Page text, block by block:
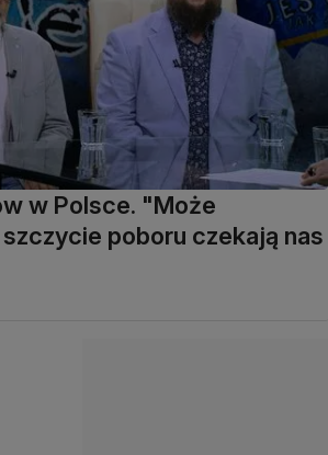
w Polsce. "Może
poboru czekają nas